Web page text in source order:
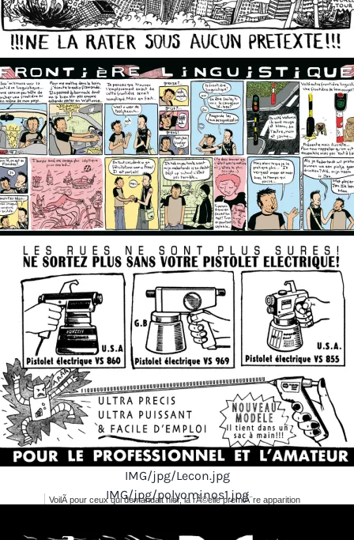
-
Strip paru dans le Soir et dans le Standaard du samedi 21 et
dimanche 22 avril.
IMG/jpg/Lecon.jpg
VoilÃ pour ceux qui demandait hier, la rÃ©elle premiÃ¨re apparition
IMG/jpg/polyominos1.jpg